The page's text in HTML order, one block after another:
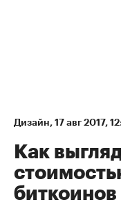
Дизайн⁠, 17 авг 2017,
Как
биткоинов